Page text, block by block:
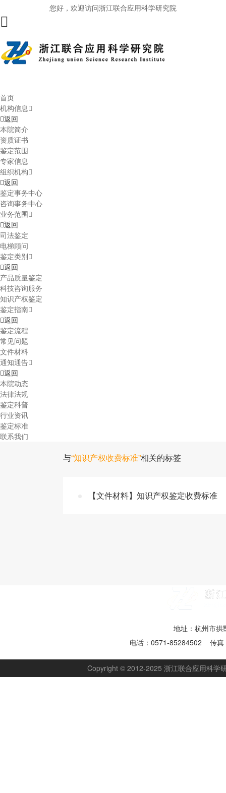
您好，欢迎访问浙江联合应用科学研究院
首页
机构信息
返回
本院简介
资质证书
鉴定范围
专家信息
组织机构
返回
鉴定事务中心
咨询事务中心
业务范围
返回
司法鉴定
电梯顾问
鉴定类别
返回
产品质量鉴定
科技咨询服务
知识产权鉴定
鉴定指南
返回
鉴定流程
常见问题
文件材料
通知通告
返回
本院动态
法律法规
鉴定科普
行业资讯
鉴定标准
联系我们
与“知识产权收费标准”相关的标签
【文件材料】知识产权鉴定收费标准
地址：杭州市拱
电话：0571-85284502 传
Copyright © 2012-2025 浙江联合应用科